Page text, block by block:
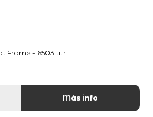
Frame - 6503 litr...
Más info